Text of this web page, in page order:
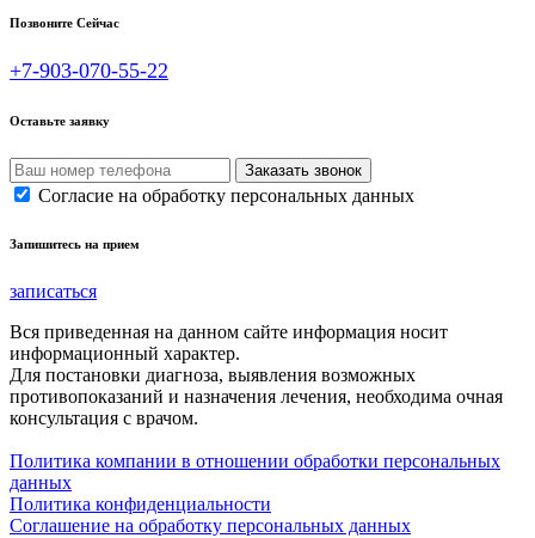
Позвоните Сейчас
+7-903-070-55-22
Оставьте заявку
Согласие на обработку персональных данных
Запишитесь на прием
записаться
Вся приведенная на данном сайте информация носит
информационный характер.
Для постановки диагноза, выявления возможных
противопоказаний и назначения лечения, необходима очная
консультация с врачом.
Политика компании в отношении обработки персональных
данных
Политика конфиденциальности
Соглашение на обработку персональных данных